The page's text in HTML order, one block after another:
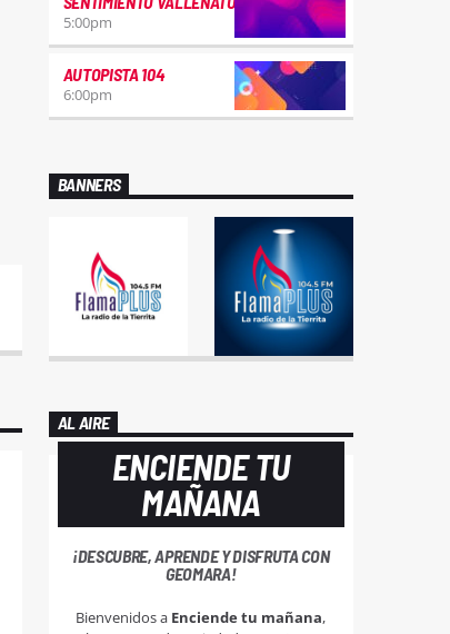
5:00pm
AUTOPISTA 104
6:00pm
BANNERS
AL AIRE
ENCIENDE TU
MAÑANA
¡DESCUBRE, APRENDE Y DISFRUTA CON
GEOMARA!
Bienvenidos a Enciende tu mañana,